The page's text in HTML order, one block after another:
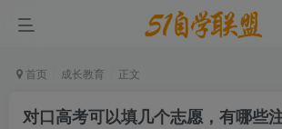
首页 成长教育 正文
对口高考可以填几个志愿，有哪些